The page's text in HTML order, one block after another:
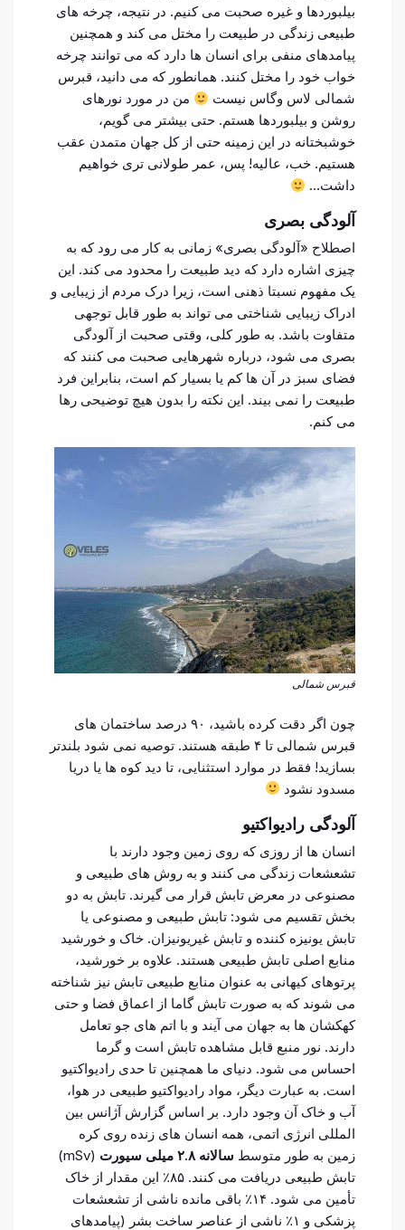
بیلبوردها و غیره صحبت می کنیم. در نتیجه، چرخه های
طبیعی زندگی در طبیعت را مختل می کند و همچنین
پیامدهای منفی برای انسان ها دارد که می توانند چرخه
خواب خود را مختل کنند. همانطور که می دانید، قبرس
شمالی لاس وگاس نیست
من در مورد نورهای
روشن و بیلبوردها هستم. حتی بیشتر می گویم،
خوشبختانه در این زمینه حتی از کل جهان متمدن عقب
هستیم. خب، عالیه! پس، عمر طولانی تری خواهیم
داشت…
آلودگی بصری
اصطلاح «آلودگی بصری» زمانی به کار می رود که به
چیزی اشاره دارد که دید طبیعت را محدود می کند. این
یک مفهوم نسبتا ذهنی است، زیرا درک مردم از زیبایی و
ادراک زیبایی شناختی می تواند به طور قابل توجهی
متفاوت باشد. به طور کلی، وقتی صحبت از آلودگی
بصری می شود، درباره شهرهایی صحبت می کنند که
فضای سبز در آن ها کم یا بسیار کم است، بنابراین فرد
طبیعت را نمی بیند. این نکته را بدون هیچ توضیحی رها
می کنم.
قبرس شمالی
چون اگر دقت کرده باشید، ۹۰ درصد ساختمان های
قبرس شمالی تا ۴ طبقه هستند. توصیه نمی شود بلندتر
بسازید! فقط در موارد استثنایی، تا دید کوه ها یا دریا
مسدود نشود
آلودگی رادیواکتیو
انسان ها از روزی که روی زمین وجود دارند با
تشعشعات زندگی می کنند و به روش های طبیعی و
مصنوعی در معرض تابش قرار می گیرند. تابش به دو
بخش تقسیم می شود: تابش طبیعی و مصنوعی یا
تابش یونیزه کننده و تابش غیریونیزان. خاک و خورشید
منابع اصلی تابش طبیعی هستند. علاوه بر خورشید،
پرتوهای کیهانی به عنوان منابع طبیعی تابش نیز شناخته
می شوند که به صورت تابش گاما از اعماق فضا و حتی
کهکشان ها به جهان می آیند و با اتم های جو تعامل
دارند. نور منبع قابل مشاهده تابش است و گرما
احساس می شود. دنیای ما همچنین تا حدی رادیواکتیو
است. به عبارت دیگر، مواد رادیواکتیو طبیعی در هوا،
آب و خاک آن وجود دارد. بر اساس گزارش آژانس بین
المللی انرژی اتمی، همه انسان های زنده روی کره
زمین به طور متوسط سالانه ۲.۸ میلی سیورت
(mSv)
تابش طبیعی دریافت می کنند. ۸۵٪ این مقدار از خاک
تأمین می شود. ۱۴٪ باقی مانده ناشی از تشعشعات
پزشکی و ۱٪ ناشی از عناصر ساخت بشر (پیامدهای